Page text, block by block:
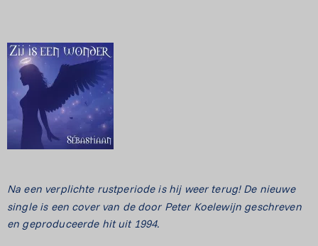
Na een verplichte rustperiode is hij weer terug! De nieuwe
single is een cover van de door Peter Koelewijn geschreven
en geproduceerde hit uit 1994.